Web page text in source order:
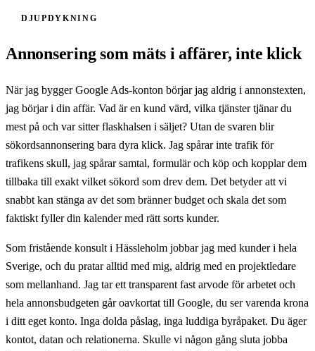
DJUPDYKNING
Annonsering som mäts i affärer, inte klick
När jag bygger Google Ads-konton börjar jag aldrig i annonstexten,
jag börjar i din affär. Vad är en kund värd, vilka tjänster tjänar du
mest på och var sitter flaskhalsen i säljet? Utan de svaren blir
sökordsannonsering bara dyra klick. Jag spårar inte trafik för
trafikens skull, jag spårar samtal, formulär och köp och kopplar dem
tillbaka till exakt vilket sökord som drev dem. Det betyder att vi
snabbt kan stänga av det som bränner budget och skala det som
faktiskt fyller din kalender med rätt sorts kunder.
Som fristående konsult i Hässleholm jobbar jag med kunder i hela
Sverige, och du pratar alltid med mig, aldrig med en projektledare
som mellanhand. Jag tar ett transparent fast arvode för arbetet och
hela annonsbudgeten går oavkortat till Google, du ser varenda krona
i ditt eget konto. Inga dolda påslag, inga luddiga byråpaket. Du äger
kontot, datan och relationerna. Skulle vi någon gång sluta jobba